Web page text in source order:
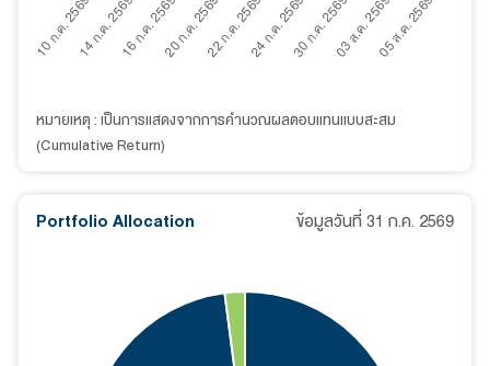
หมายเหตุ : เป็นการแสดงจากการคำนวณผลตอบแทนแบบสะสม
(Cumulative Return)
Portfolio Allocation ข้อมูลวันที่ 31 ก.ค. 2569